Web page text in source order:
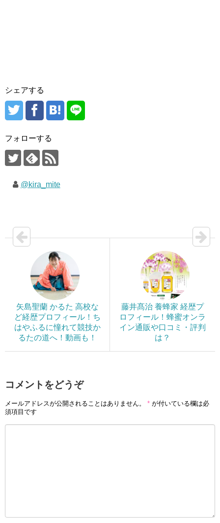
シェアする
フォローする
@kira_mite
矢島聖蘭 かるた 高校な
ど経歴プロフィール！ち
はやふるに憧れて競技か
るたの道へ！動画も！
藤井髙治 養蜂家 経歴プ
ロフィール！蜂蜜オンラ
イン通販や口コミ・評判
は？
コメントをどうぞ
メールアドレスが公開されることはありません。 * が付いている欄は必
須項目です